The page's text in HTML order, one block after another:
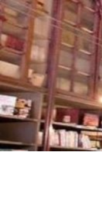
Skip
to
content